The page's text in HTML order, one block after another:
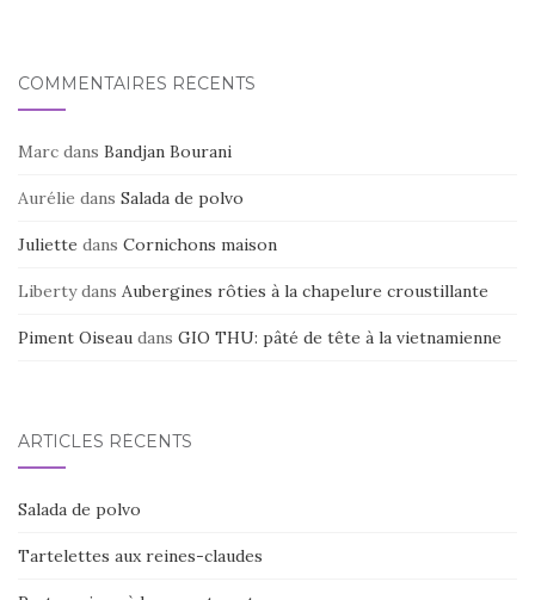
COMMENTAIRES RÉCENTS
Marc dans Bandjan Bourani
Aurélie dans Salada de polvo
Juliette dans Cornichons maison
Libertydans Aubergines rôties à la chapelure croustillante
Piment Oiseau dans GIO THU: pâté de tête à la vietnamienne
ARTICLES RÉCENTS
Salada de polvo
Tartelettes aux reines-claudes